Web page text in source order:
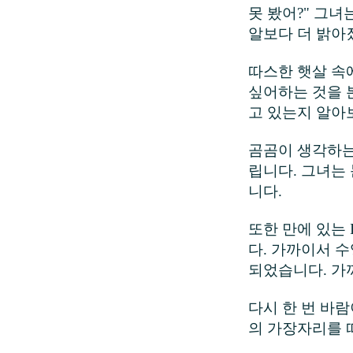
못 봤어?" 그녀
알보다 더 밝아
따스한 햇살 속
싶어하는 것을
고 있는지 알아
곰곰이 생각하
립니다. 그녀는
니다.
또한 만에 있는
다. 가까이서
되었습니다. 가
다시 한 번 바
의 가장자리를